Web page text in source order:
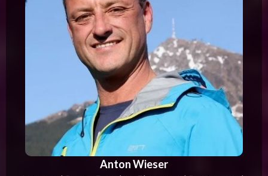
Anton Wieser